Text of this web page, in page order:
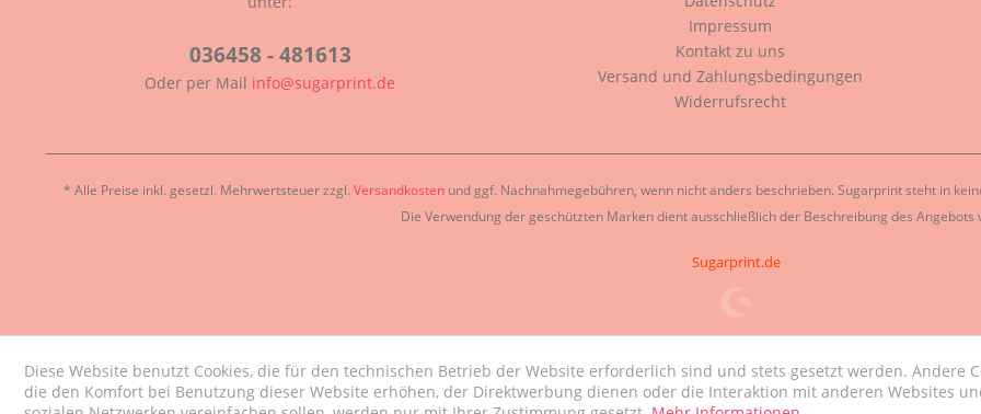
036458 - 481613
Oder per Mail info@sugarprint.de
Impressum
Kontakt zu uns
Versand und Zahlungsbedingungen
Widerrufsrecht
* Alle Preise inkl. gesetzl. Mehrwertsteuer zzgl. Versandkosten und ggf. Nachnahmegebühren, wenn nicht anders beschrieben. Sugarprint steht in
Die Verwendung der geschützten Marken dient ausschließlich der Beschreibung des Angebots
Sugarprint.de
Diese Website benutzt Cookies, die für den technischen Betrieb der Website erforderlich sind und stets gesetzt werden. Andere
die den Komfort bei Benutzung dieser Website erhöhen, der Direktwerbung dienen oder die Interaktion mit anderen Websites